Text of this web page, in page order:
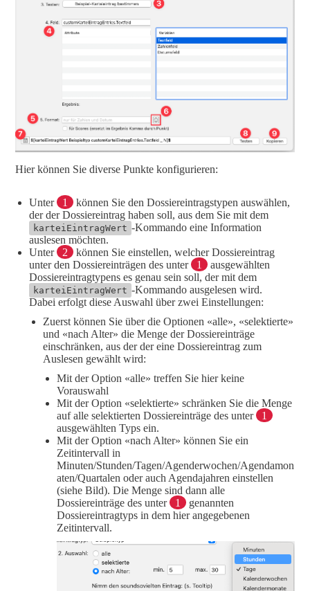
Hier können Sie diverse Punkte konfigurieren:
Unter 1
können Sie den Dossiereintragstypen auswählen,
der der Dossiereintrag haben soll, aus dem Sie mit dem
karteiEintragWert -Kommando eine Information
auslesen möchten.
Unter
2
können Sie einstellen, welcher Dossiereintrag
unter den Dossiereinträgen des unter
1
ausgewählten
Dossiereintragtypens es genau sein soll, der mit dem
karteiEintragWert -Kommando ausgelesen wird.
Dabei erfolgt diese Auswahl über zwei Einstellungen:
Zuerst können Sie über die Optionen «alle», «selektierte»
und «nach Alter» die Menge der Dossiereinträge
einschränken, aus der der eine Dossiereintrag zum
Auslesen gewählt wird:
Mit der Option «alle» treffen Sie hier keine
Vorauswahl
Mit der Option «selektierte» schränken Sie die Menge
auf alle selektierten Dossiereinträge des unter
1
ausgewählten Typs ein.
Mit der Option «nach Alter» können Sie ein
Zeitintervall in
Minuten/Stunden/Tagen/Agenderwochen/Agendamon
aten/Quartalen oder auch Agendajahren einstellen
(siehe Bild). Die Menge sind dann alle
Dossiereinträge des unter
1
genannten
Dossiereintragtyps in dem hier angegebenen
Zeitintervall.